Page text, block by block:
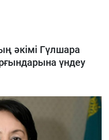
әкімі Гүлшара
үндеу